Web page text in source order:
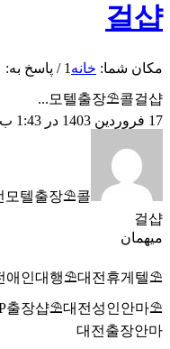
걸샵
مکان شما: خانه 1
/
모텔출장⛱️콜걸샵...
17 فروردین 1403 در 1:43 ب.ظ
모텔출장⛱️콜
걸샵
میهمان
애인대행⛱️대전휴게텔⛱️
출장샵⛱️대전성인안마⛱️
대전출장안마